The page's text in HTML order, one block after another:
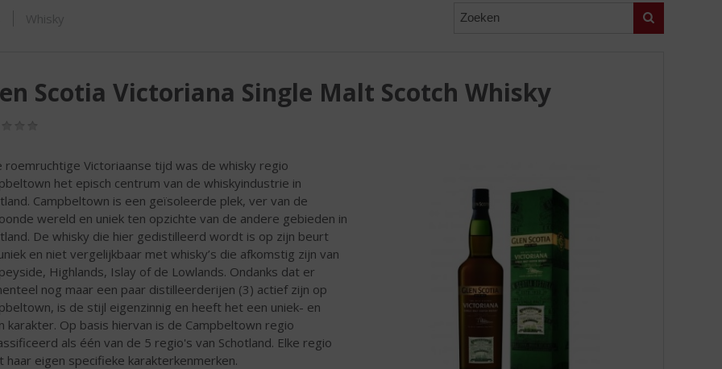
Zoeken
Whisky
Scotia Victoriana Single Malt Scotch Whisky
roemruchtige Victoriaanse tijd was de whisky regio
het episch centrum van de whiskyindustrie in
Campbeltown is een geïsoleerde plek, ver van de
wereld en uniek ten opzichte van de andere gebieden in
De whisky die hier gedistilleerd wordt is op zijn beurt
en niet vergelijkbaar met whisky’s die afkomstig zijn van
Highlands, Islay of de Lowlands. Ondanks dat er
nog maar een paar distilleerderijen (3) actief zijn op
is de stijl eigenzinnig en heeft het een uniek- en
karakter. Op basis hiervan is de Campbeltown regio
als één van de 5 regio's van Schotland. Elke regio
haar eigen specifieke karakterkenmerken.